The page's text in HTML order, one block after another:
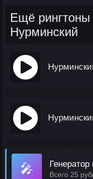
Ещё рингтоны
Нурминский
🎤 Всего 25